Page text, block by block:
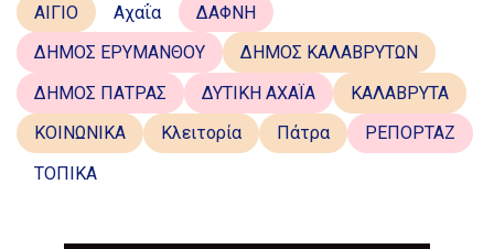
ΑΙΓΙΟ Αχαΐα
ΔΑΦΝΗ
ΔΗΜΟΣ ΕΡΥΜΑΝΘΟΥ
ΔΗΜΟΣ ΚΑΛΑΒΡΥΤΩΝ
ΔΗΜΟΣ ΠΑΤΡΑΣ
ΔΥΤΙΚΗ ΑΧΑΪΑ
ΚΑΛΑΒΡΥΤΑ
ΚΟΙΝΩΝΙΚΑ
Κλειτορία Πάτρα
ΡΕΠΟΡΤΑΖ
ΤΟΠΙΚΑ